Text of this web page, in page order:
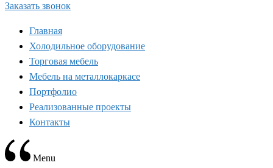
Заказать звонок
Главная
Холодильное оборудование
Торговая мебель
Мебель на металлокаркасе
Портфолио
Реализованные проекты
Контакты
Menu